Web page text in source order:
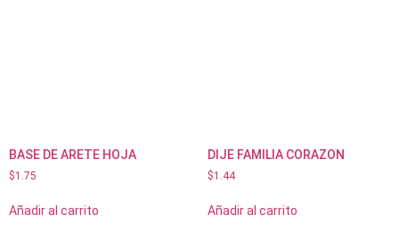
BASE DE ARETE HOJA
$1.75
Añadir al carrito
DIJE FAMILIA CORAZON
$1.44
Añadir al carrito